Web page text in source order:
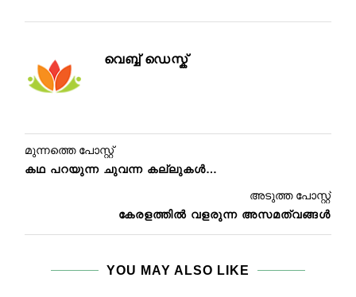
വെബ്ബ് ഡെസ്ക്
മുന്നത്തെ പോസ്റ്റ്
കഥ പറയുന്ന ചുവന്ന കല്ലുകൾ…
അടുത്ത പോസ്റ്റ്
കേരളത്തിൽ വളരുന്ന അസമത്വങ്ങൾ
YOU MAY ALSO LIKE